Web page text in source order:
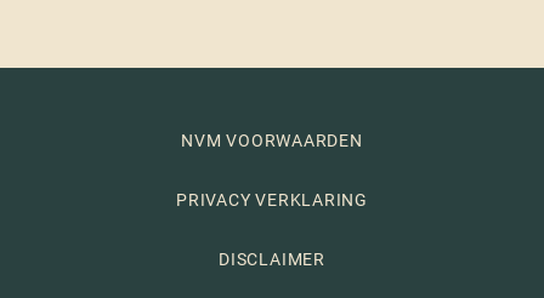
NVM VOORWAARDEN
PRIVACY VERKLARING
DISCLAIMER